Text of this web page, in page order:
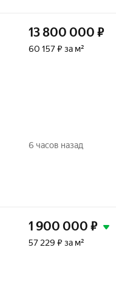
13 800 000 ₽
60 157 ₽ за м²
6 часов назад
1 900 000 ₽
57 229 ₽ за м²